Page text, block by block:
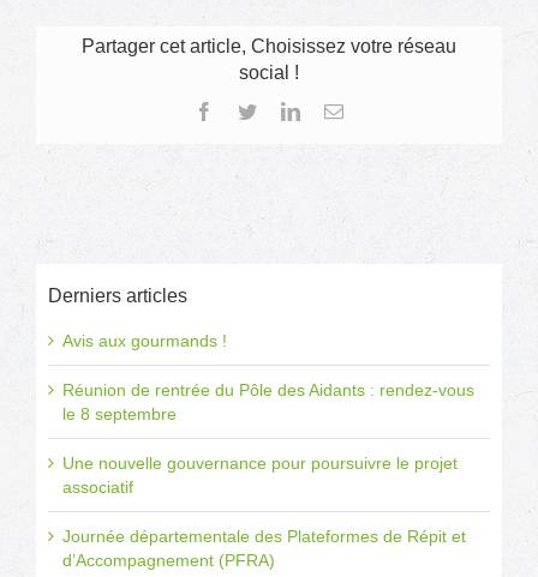
Partager cet article, Choisissez votre réseau
social !
Facebook
TwitterLinkedInEmail
Derniers articles
Avis aux gourmands !
Réunion de rentrée du Pôle des Aidants : rendez-vous
le 8 septembre
Une nouvelle gouvernance pour poursuivre le projet
associatif
Journée départementale des Plateformes de Répit et
d’Accompagnement (PFRA)